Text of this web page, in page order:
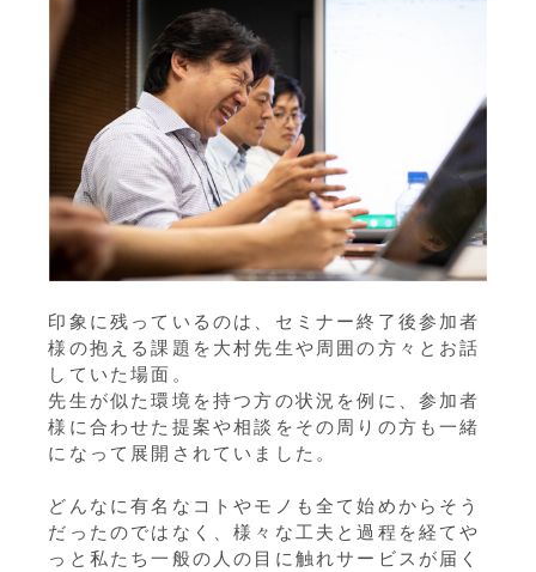
印象に残っているのは、セミナー終了後参加者
様の抱える課題を大村先生や周囲の方々とお話
していた場面。
先生が似た環境を持つ方の状況を例に、参加者
様に合わせた提案や相談をその周りの方も一緒
になって展開されていました。
どんなに有名なコトやモノも全て始めからそう
だったのではなく、様々な工夫と過程を経てや
っと私たち一般の人の目に触れサービスが届く